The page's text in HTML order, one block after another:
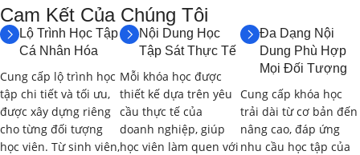
Phần 6: Triển Khai Mô Hình Học Sâu trên Robot và Hệ
Thống Nhúng
II. NỘI DUNG ĐƯỢC HỌC
(LEARNING OUTCOMES &
SCHEDULE):
Cam Kết Của Chúng Tôi​
Lộ Trình Học Tập
Cá Nhân Hóa
Cung cấp lộ trình học
tập chi tiết và tối ưu,
được xây dựng riêng
cho từng đối tượng
học viên. Từ sinh viên,
Nội Dung Học
Tập Sát Thực Tế
Mỗi khóa học được
thiết kế dựa trên yêu
cầu thực tế của
doanh nghiệp, giúp
học viên làm quen với
Đa Dạng Nội
Dung Phù Hợp
Mọi Đối Tượng
Cung cấp khóa học
trải dài từ cơ bản đến
nâng cao, đáp ứng
nhu cầu học tập của